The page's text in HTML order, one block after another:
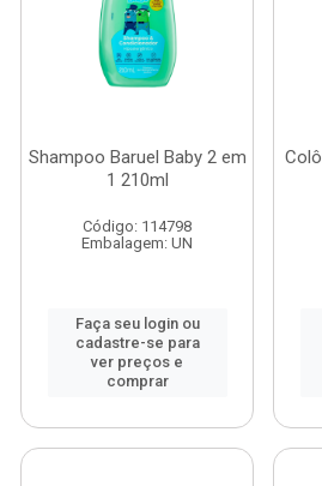
Shampoo Baruel Baby 2 em
1 210ml
Código: 114798
Embalagem: UN
Faça seu login ou
cadastre-se para
ver preços e
comprar